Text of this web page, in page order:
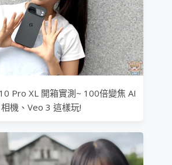
Pro XL 開箱實測~ 100倍變焦 AI
相機、Veo 3 這樣玩!